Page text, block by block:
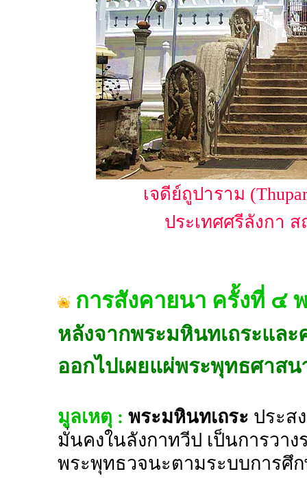
เจดีย์ถูปาราม
ประเทศศรีลังกา
การสังคายนา ครั้งที่ ๔
หลังจากพระมหินทเถระแล
ออกไปเผยแผ่พระพุทธศาส
มูลเหตุ : พระมหินทเถระ ประส
มั่นคงในลังกาทวีป เป็นการวา
พระพุทธวจนะตามระบบการศึ